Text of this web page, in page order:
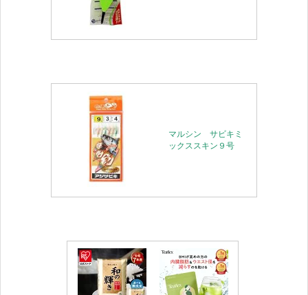
マルシン サビキミ
ックススキン９号